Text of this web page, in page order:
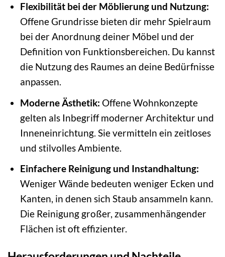
Flexibilität bei der Möblierung und Nutzung:
Offene Grundrisse bieten dir mehr Spielraum
bei der Anordnung deiner Möbel und der
Definition von Funktionsbereichen. Du kannst
die Nutzung des Raumes an deine Bedürfnisse
anpassen.
Moderne Ästhetik: Offene Wohnkonzepte
gelten als Inbegriff moderner Architektur und
Inneneinrichtung. Sie vermitteln ein zeitloses
und stilvolles Ambiente.
Einfachere Reinigung und Instandhaltung:
Weniger Wände bedeuten weniger Ecken und
Kanten, in denen sich Staub ansammeln kann.
Die Reinigung großer, zusammenhängender
Flächen ist oft effizienter.